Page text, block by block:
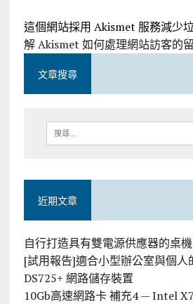
這個網站採用 Akismet 服務減少
解 Akismet 如何處理網站訪客的
文章搜尋
近期文章
自行打造具有雙電源供應器的桌
[試用報告]適合小型辦公室與個人
DS725+ 網路儲存裝置
10Gb高速網路卡 補充4 — Intel